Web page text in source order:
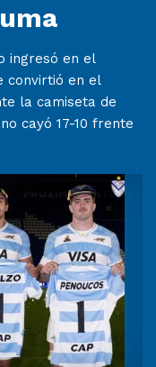
ingresó en el
convirtió en el
la camiseta de
cayó 17-10 frente